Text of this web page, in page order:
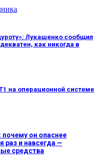
Лукашенко сообщил
как никогда в
на операционной системе
он опаснее
раз и навсегда —
средства